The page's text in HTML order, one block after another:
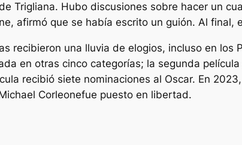
Trigliana. Hubo discusiones sobre hacer un
afirmó que se había escrito un guión. Al final,
recibieron una lluvia de elogios, incluso en
en otras cinco categorías; la segunda
recibió siete nominaciones al Oscar. En
Corleonefue puesto en libertad.